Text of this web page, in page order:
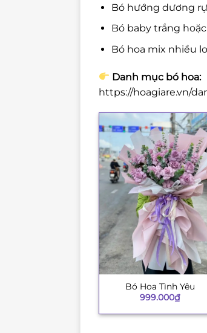
Bó hướng dương
Bó baby trắng
Bó hoa mix nhiều
Danh mục bó hoa:
https://hoagiare.vn/
Bó Hoa Tình Yêu
999.000₫